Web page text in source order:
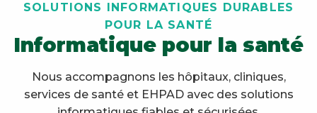
SOLUTIONS INFORMATIQUES DURABLES
POUR LA SANTÉ
Informatique pour la santé
Nous accompagnons les hôpitaux, cliniques,
services de santé et EHPAD avec des solutions